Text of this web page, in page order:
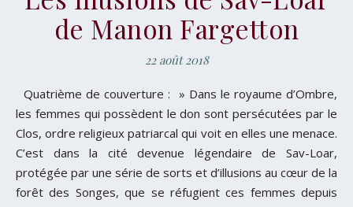
de Manon Fargetton
22 août 2018
Quatrième de couverture : » Dans le royaume d’Ombre,
les femmes qui possèdent le don sont persécutées par le
Clos, ordre religieux patriarcal qui voit en elles une menace.
C’est dans la cité devenue légendaire de Sav-Loar,
protégée par une série de sorts et d’illusions au cœur de la
forêt des Songes, que se réfugient ces femmes depuis